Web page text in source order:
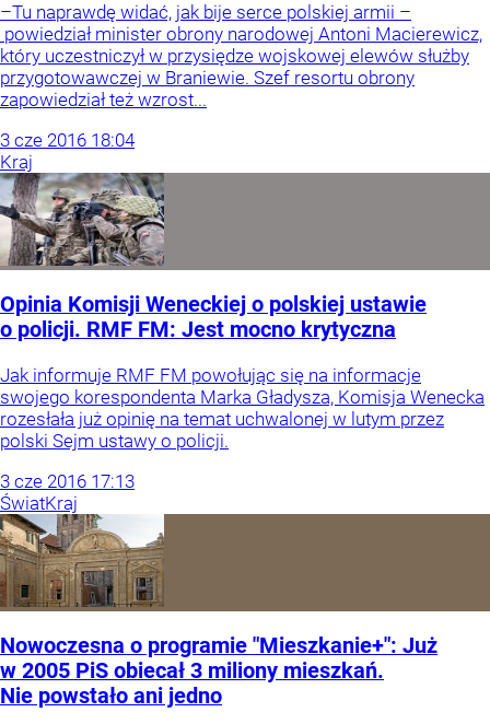
–Tu naprawdę widać, jak bije serce polskiej armii –
powiedział minister obrony narodowej Antoni Macierewicz,
który uczestniczył w przysiędze wojskowej elewów służby
przygotowawczej w Braniewie. Szef resortu obrony
zapowiedział też wzrost...
3 cze 2016 18:04
Kraj
Opinia Komisji Weneckiej o polskiej ustawie
o policji. RMF FM: Jest mocno krytyczna
Jak informuje RMF FM powołując się na informacje
swojego korespondenta Marka Gładysza, Komisja Wenecka
rozesłała już opinię na temat uchwalonej w lutym przez
polski Sejm ustawy o policji.
3 cze 2016 17:13
ŚwiatKraj
Nowoczesna o programie "Mieszkanie+": Już
w 2005 PiS obiecał 3 miliony mieszkań.
Nie powstało ani jedno